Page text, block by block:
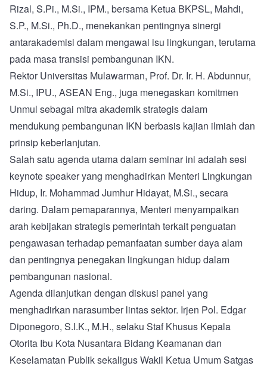
Rizal, S.Pi., M.Si., IPM., bersama Ketua BKPSL, Mahdi,
S.P., M.Si., Ph.D., menekankan pentingnya sinergi
antarakademisi dalam mengawal isu lingkungan, terutama
pada masa transisi pembangunan IKN.
Rektor Universitas Mulawarman, Prof. Dr. Ir. H. Abdunnur,
M.Si., IPU., ASEAN Eng., juga menegaskan komitmen
Unmul sebagai mitra akademik strategis dalam
mendukung pembangunan IKN berbasis kajian ilmiah dan
prinsip keberlanjutan.
Salah satu agenda utama dalam seminar ini adalah sesi
keynote speaker yang menghadirkan Menteri Lingkungan
Hidup, Ir. Mohammad Jumhur Hidayat, M.Si., secara
daring. Dalam pemaparannya, Menteri menyampaikan
arah kebijakan strategis pemerintah terkait penguatan
pengawasan terhadap pemanfaatan sumber daya alam
dan pentingnya penegakan lingkungan hidup dalam
pembangunan nasional.
Agenda dilanjutkan dengan diskusi panel yang
menghadirkan narasumber lintas sektor. Irjen Pol. Edgar
Diponegoro, S.I.K., M.H., selaku Staf Khusus Kepala
Otorita Ibu Kota Nusantara Bidang Keamanan dan
Keselamatan Publik sekaligus Wakil Ketua Umum Satgas